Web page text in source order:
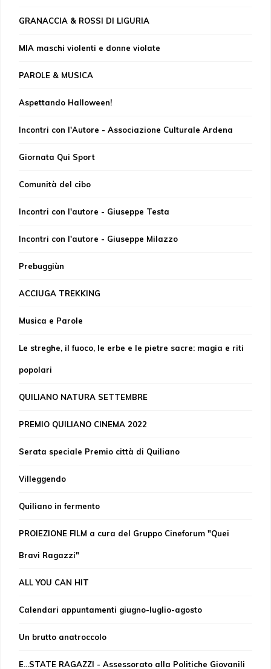
GRANACCIA & ROSSI DI LIGURIA
MIA maschi violenti e donne violate
PAROLE & MUSICA
Aspettando Halloween!
Incontri con l'Autore - Associazione Culturale Ardena
Giornata Qui Sport
Comunità del cibo
Incontri con l'autore - Giuseppe Testa
Incontri con l'autore - Giuseppe Milazzo
Prebuggiùn
ACCIUGA TREKKING
Musica e Parole
Le streghe, il fuoco, le erbe e le pietre sacre: magia e riti
popolari
QUILIANO NATURA SETTEMBRE
PREMIO QUILIANO CINEMA 2022
Serata speciale Premio città di Quiliano
Villeggendo
Quiliano in fermento
PROIEZIONE FILM a cura del Gruppo Cineforum "Quei
Bravi Ragazzi"
ALL YOU CAN HIT
Calendari appuntamenti giugno-luglio-agosto
Un brutto anatroccolo
E...STATE RAGAZZI - Assessorato alla Politiche Giovanili